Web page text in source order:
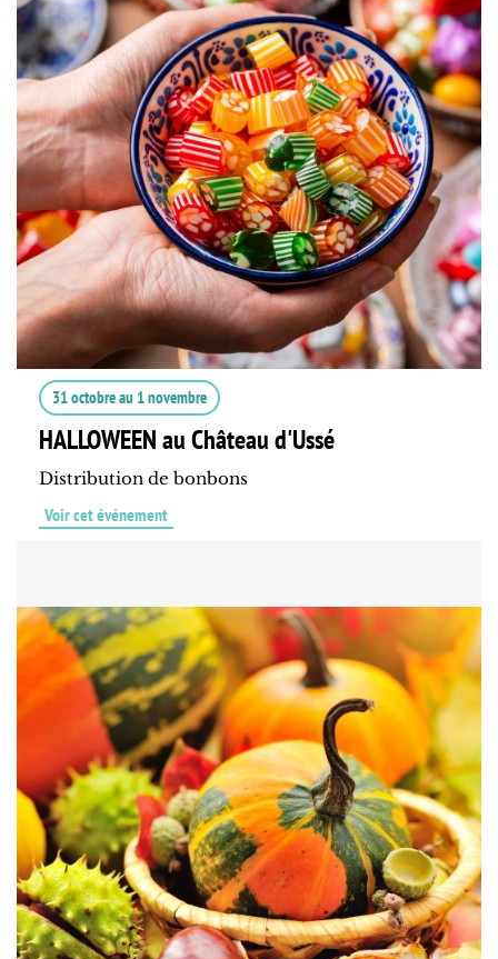
31 octobreau 1 novembre
HALLOWEEN au Château d'Ussé
Distribution de bonbons
Voir cet événement